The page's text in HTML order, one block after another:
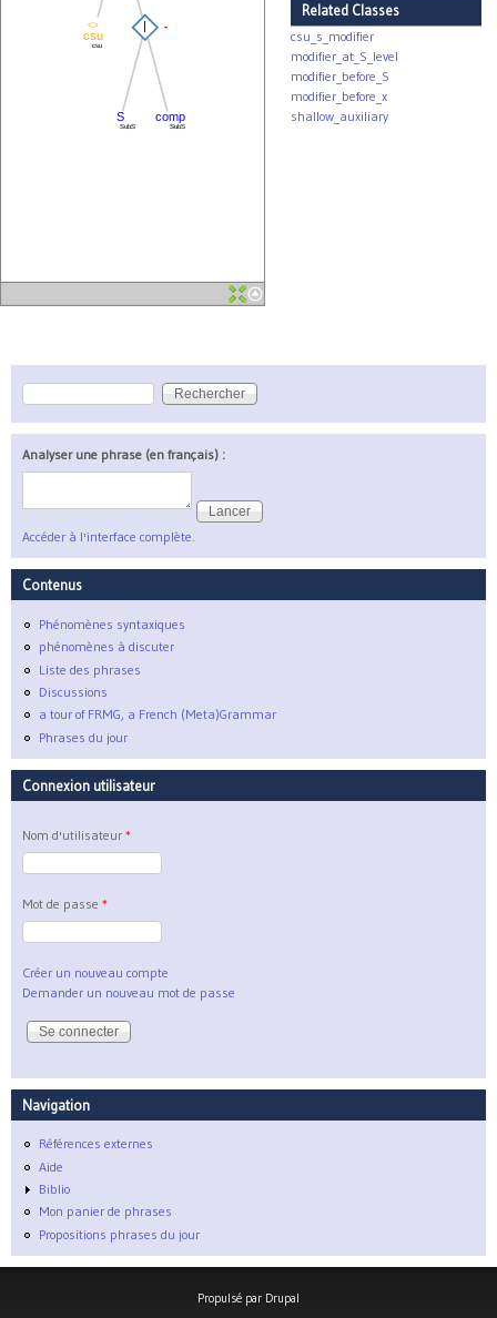
comp
SubS
S
SubS
-
<>
csu
csu
Related Classes
csu_s_modifier
modifier_at_S_level
modifier_before_S
modifier_before_x
shallow_auxiliary
Formulaire de recherche
Rechercher
Analyser une phrase (en français) :
Accéder à l'interface complète.
Contenus
Phénomènes syntaxiques
phénomènes à discuter
Liste des phrases
Discussions
a tour of FRMG, a French (Meta)Grammar
Phrases du jour
Connexion utilisateur
Nom d'utilisateur *
Mot de passe *
Créer un nouveau compte
Demander un nouveau mot de passe
Navigation
Références externes
Aide
Biblio
Mon panier de phrases
Propositions phrases du jour
Propulsé par Drupal